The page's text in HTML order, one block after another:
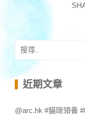
搜
鍵 近期文章
@arc.hk #貓咪領養